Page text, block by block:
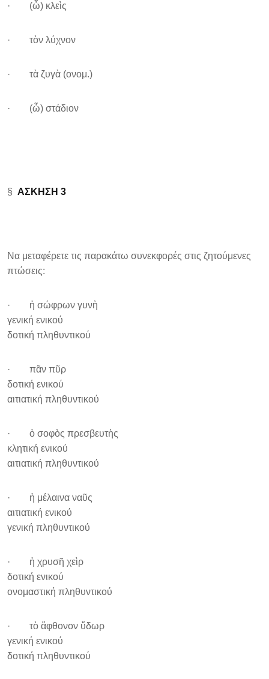
· (ὦ) κλεὶς
· τὸν λύχνον
· τὰ ζυγὰ (ονομ.)
· (ὦ) στάδιον
§ ΑΣΚΗΣΗ 3
Να μεταφέρετε τις παρακάτω συνεκφορές στις ζητούμενες
πτώσεις:
· ἡ σώφρων γυνὴ
γενική ενικού
δοτική πληθυντικού
· πᾶν πῦρ
δοτική ενικού
αιτιατική πληθυντικού
· ὁ σοφὸς πρεσβευτὴς
κλητική ενικού
αιτιατική πληθυντικού
· ἡ μέλαινα ναῦς
αιτιατική ενικού
γενική πληθυντικού
· ἡ χρυσῆ χεὶρ
δοτική ενικού
ονομαστική πληθυντικού
· τὸ ἄφθονον ὕδωρ
γενική ενικού
δοτική πληθυντικού